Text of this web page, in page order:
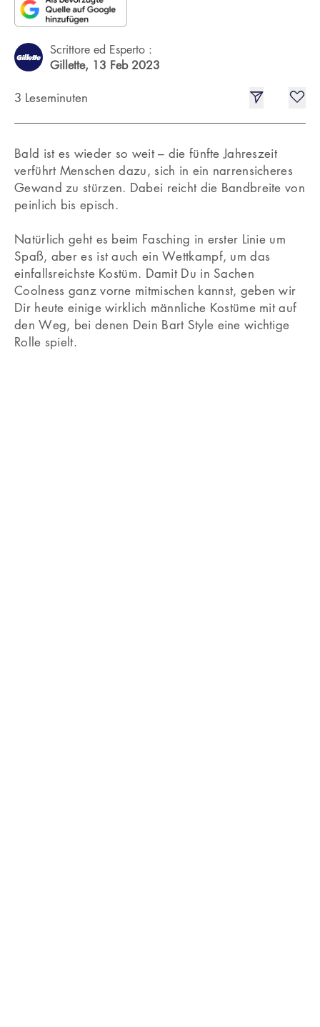
Scrittore ed Esperto :
Gillette, 13 Feb 2023
3 Leseminuten
Bald ist es wieder so weit – die fünfte Jahreszeit
verführt Menschen dazu, sich in ein narrensicheres
Gewand zu stürzen. Dabei reicht die Bandbreite von
peinlich bis episch.
Natürlich geht es beim Fasching in erster Linie um
Spaß, aber es ist auch ein Wettkampf, um das
einfallsreichste Kostüm. Damit Du in Sachen
Coolness ganz vorne mitmischen kannst, geben wir
Dir heute einige wirklich männliche Kostüme mit auf
den Weg, bei denen Dein Bart Style eine wichtige
Rolle spielt.